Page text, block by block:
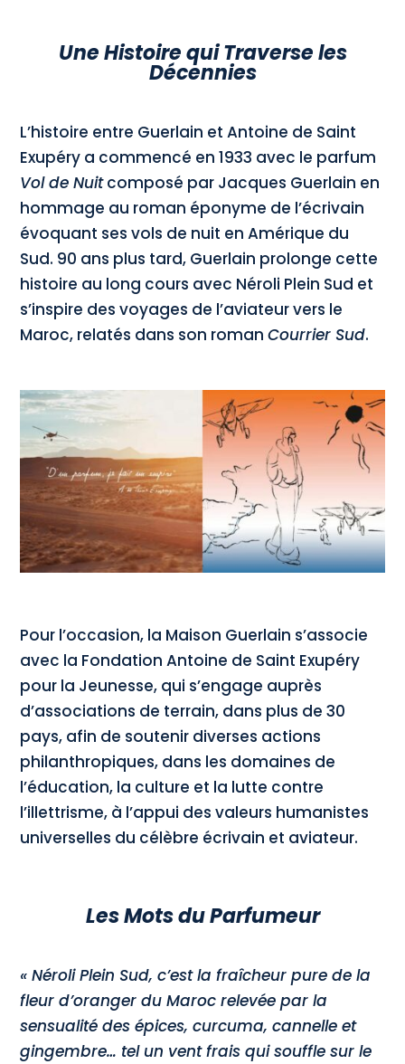
Une Histoire qui Traverse les
Décennies
L’histoire entre Guerlain et Antoine de Saint
Exupéry a commencé en 1933 avec le parfum
Vol de Nuitcomposé par Jacques Guerlain en
hommage au roman éponyme de l’écrivain
évoquant ses vols de nuit en Amérique du
Sud. 90 ans plus tard, Guerlain prolonge cette
histoire au long cours avec Néroli Plein Sud et
s’inspire des voyages de l’aviateur vers le
Maroc, relatés dans son romanCourrier Sud.
Pour l’occasion, la Maison Guerlain s’associe
avec la Fondation Antoine de Saint Exupéry
pour la Jeunesse, qui s’engage auprès
d’associations de terrain, dans plus de 30
pays, afin de soutenir diverses actions
philanthropiques, dans les domaines de
l’éducation, la culture et la lutte contre
l’illettrisme, à l’appui des valeurs humanistes
universelles du célèbre écrivain et aviateur.
Les Mots du Parfumeur
« Néroli Plein Sud, c’est la fraîcheur pure de la
fleur d’oranger du Maroc relevée par la
sensualité des épices, curcuma, cannelle et
gingembre… tel un vent frais qui souffle sur le